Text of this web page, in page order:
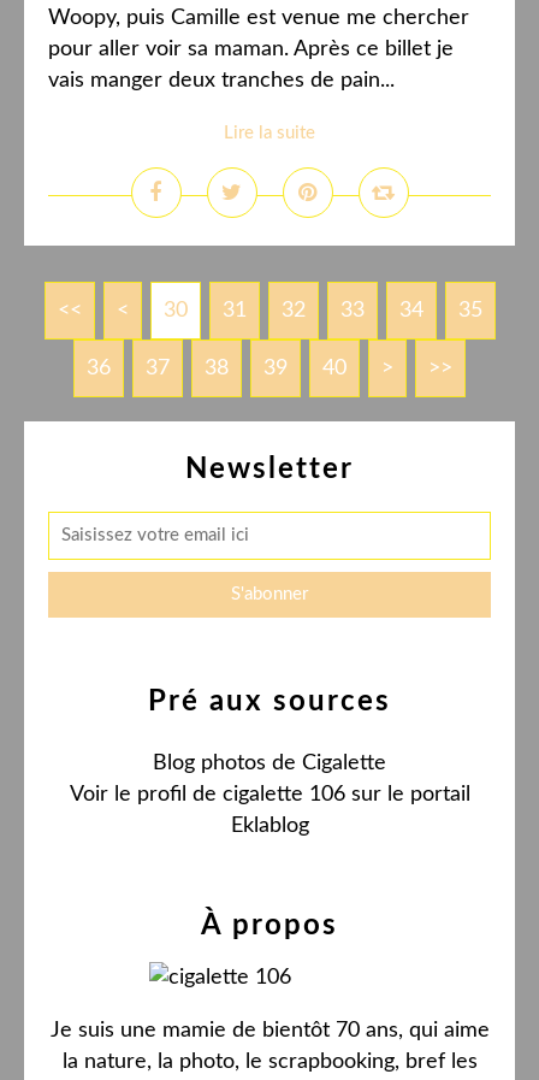
Woopy, puis Camille est venue me chercher
pour aller voir sa maman. Après ce billet je
vais manger deux tranches de pain...
Lire la suite
<< < 10
20
30 31 32 33 34 35
36 37 38 39 40 50
> >>
Newsletter
Pré aux sources
Blog photos de Cigalette
Voir le profil de cigalette 106sur le portail
Eklablog
À propos
Je suis une mamie de bientôt 70 ans, qui aime
la nature, la photo, le scrapbooking, bref les